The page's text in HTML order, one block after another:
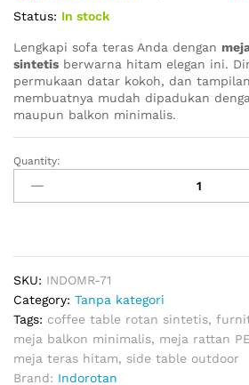
Status: In stock
Lengkapi sofa teras Anda dengan
sintetis berwarna hitam elegan ini.
permukaan datar kokoh, dan
membuatnya mudah dipadukan
maupun balkon minimalis.
Meja
Samping
Rotan
Quantity:
SKU: INDOMR-71
Category: Tanpa kategori
Tags: coffee table rotan sintetis,
meja balkon minimalis, meja rattan PE
meja teras hitam, side table outdoor
Brand: Indorotan